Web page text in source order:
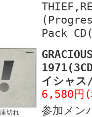
Pack
切れ
イシャス
6,580円
参加メン